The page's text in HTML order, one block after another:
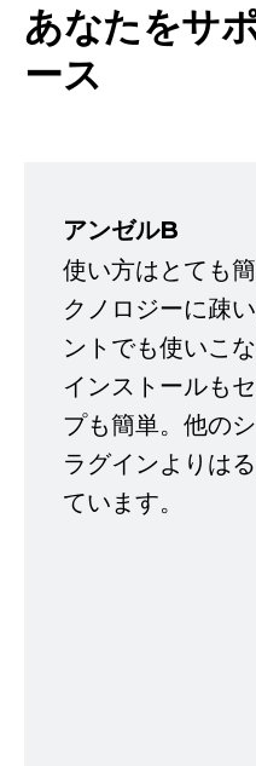
あなたをサ
ース
アンゼルB
使い方はとても
クノロジーに疎
ントでも使いこな
インストールも
プも簡単。他の
ラグインよりは
ています。